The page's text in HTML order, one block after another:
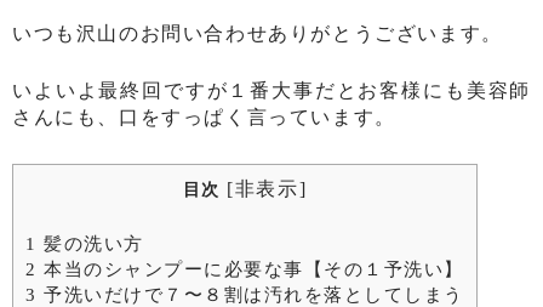
いつも沢山のお問い合わせありがとうございます。
いよいよ最終回ですが１番大事だとお客様にも美容師
さんにも、口をすっぱく言っています。
目次 [非表示]
1 髪の洗い方
2 本当のシャンプーに必要な事【その１予洗い】
3 予洗いだけで７〜８割は汚れを落としてしまう